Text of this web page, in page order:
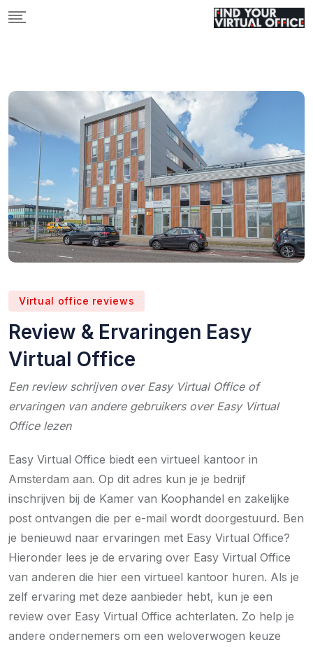
Skip
Virtual office reviews
Review & Ervaringen Easy
Virtual Office
Een review schrijven over Easy Virtual Office of
ervaringen van andere gebruikers over Easy Virtual
Office lezen
Easy Virtual Office biedt een virtueel kantoor in
Amsterdam aan. Op dit adres kun je je bedrijf
inschrijven bij de Kamer van Koophandel en zakelijke
post ontvangen die per e-mail wordt doorgestuurd. Ben
je benieuwd naar ervaringen met Easy Virtual Office?
Hieronder lees je de ervaring over Easy Virtual Office
van anderen die hier een virtueel kantoor huren. Als je
zelf ervaring met deze aanbieder hebt, kun je een
review over Easy Virtual Office achterlaten. Zo help je
andere ondernemers om een weloverwogen keuze